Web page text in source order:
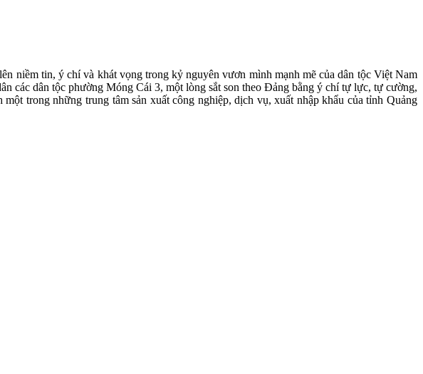
niềm tin, ý chí và khát vọng trong kỷ nguyên vươn mình mạnh mẽ của dân tộc Việt Nam
các dân tộc phường Móng Cái 3, một lòng sắt son theo Đảng bằng ý chí tự lực, tự cường,
trong những trung tâm sản xuất công nghiệp, dịch vụ, xuất nhập khẩu của tỉnh Quảng